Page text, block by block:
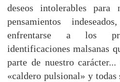
deseos intolerables para
pensamientos
enfrentarse a los
identificaciones malsanas
parte de nuestro
«caldero pulsional» y